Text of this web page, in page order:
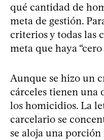
qué cantidad de
meta de gestión.
criterios y todas las
meta que haya
Aunque se hizo un
cárceles tienen una
los homicidios. La
carcelario se
se aloja una